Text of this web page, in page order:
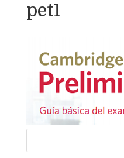
pet1